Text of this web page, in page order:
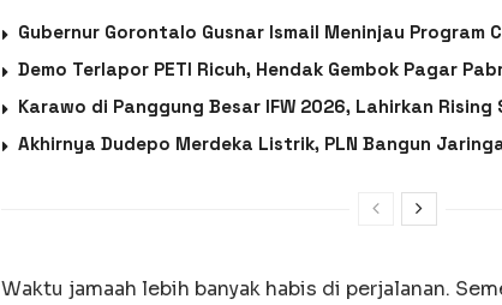
Gubernur Gorontalo Gusnar Ismail Meninjau Program
Demo Terlapor PETI Ricuh, Hendak Gembok Pagar
Karawo di Panggung Besar IFW 2026, Lahirkan
Akhirnya Dudepo Merdeka Listrik, PLN Bangun
Waktu jamaah lebih banyak habis di perjalanan.